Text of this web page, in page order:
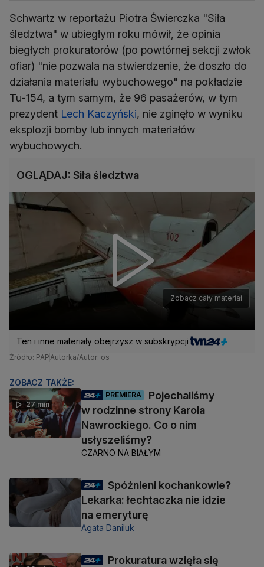
Schwartz w reportażu Piotra Świerczka "Siła
śledztwa" w ubiegłym roku mówił, że opinia
biegłych prokuratorów (po powtórnej sekcji zwłok
ofiar) "nie pozwala na stwierdzenie, że doszło do
działania materiału wybuchowego" na pokładzie
Tu-154, a tym samym, że 96 pasażerów, w tym
prezydent Lech Kaczyński, nie zginęło w wyniku
eksplozji bomby lub innych materiałów
wybuchowych.
OGLĄDAJ: Siła śledztwa
Zobacz cały materiał
Ten i inne materiały obejrzysz w subskrypcji
Źródło: PAP Autorka/Autor: os
ZOBACZ TAKŻE:
27 min
PREMIERA
Pojechaliśmy
w rodzinne strony Karola
Nawrockiego. Co o nim
usłyszeliśmy?
CZARNO NA BIAŁYM
Spóźnieni kochankowie?
Lekarka: łechtaczka nie idzie
na emeryturę
Agata Daniluk
Prokuratura wzięła się